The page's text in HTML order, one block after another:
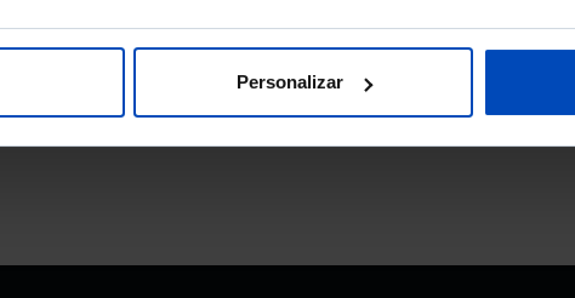
Personalizar